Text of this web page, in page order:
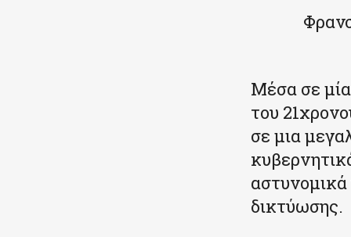
Μέσα σε μία
του
σε μια
δικτύωσης.